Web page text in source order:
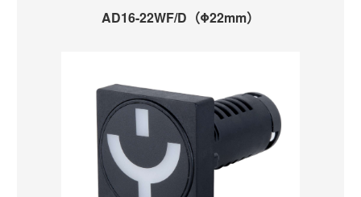
AD16-22WF/D（Φ22mm）